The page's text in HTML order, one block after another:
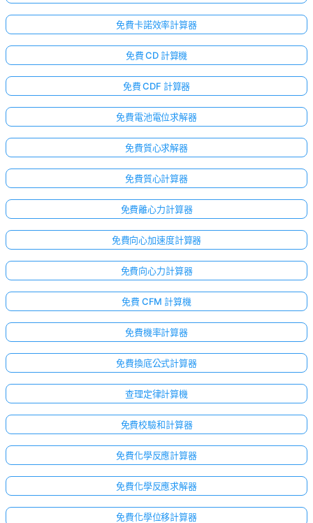
免費卡諾效率計算器
免費 CD 計算機
免費 CDF 計算器
免費電池電位求解器
免費質心求解器
免費質心計算器
免費離心力計算器
免費向心加速度計算器
免費向心力計算器
免費 CFM 計算機
免費機率計算器
免費換底公式計算器
查理定律計算機
免費校驗和計算器
免費化學反應計算器
免費化學反應求解器
免費化學位移計算器